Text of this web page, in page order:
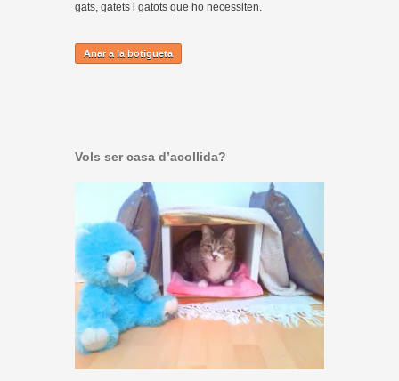
gats, gatets i gatots que ho necessiten.
Anar a la botigueta
Vols ser casa d’acollida?